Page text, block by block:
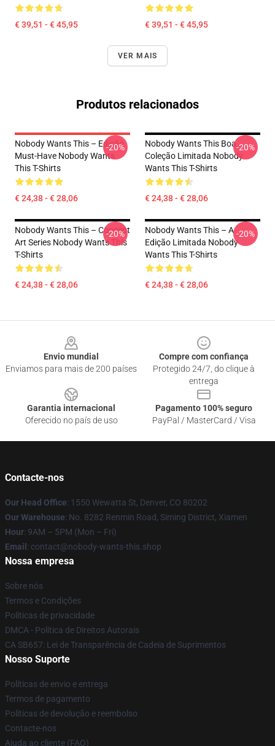
€ 39,51 - € 45,95 € 39,51 - € 45,95
VER MAIS
Produtos relacionados
Nobody Wants This – Edição
Must-Have Nobody Wants
This T-Shirts
€ 24,38 - € 28,06
-20%
Nobody Wants This Boa
Coleção Limitada Nobody
Wants This T-Shirts
€ 24,38 - € 28,06
-20%
Nobody Wants This – Concept
Art Series Nobody Wants This
T-Shirts
€ 24,38 - € 28,06
-20%
Nobody Wants This – A
Edição Limitada Nobody
Wants This T-Shirts
€ 24,38 - € 28,06
-20%
Envio mundial
Enviamos para mais de 200 países
Compre com confiança
Protegido 24/7, do clique à
entrega
Garantia internacional
Oferecido no país de uso
Pagamento 100% seguro
PayPal / MasterCard / Visa
Contacte-nos
Our Head Office: 1550 Wewatta St, Denver, CO 80202
Our Warehouse: No. 8282 Renmin Road, Siming District, Xiamen
Hour: 9AM – 5PM (Mon – Fri)
Email : contact@nobody-wants-this.shop
Nossa empresa
Sobre nós
Termos e Condições
Políticas de privacidade
DMCA - Política de Direitos Autorais
CA SB657: Lei de Transparência de Cadeia de Suprimentos
Nosso Suporte
Políticas de envio e entrega
Termos de pagamento
Políticas de devolução e reembolso
Contacte-nos
Ajuda ao cliente (FAQ)